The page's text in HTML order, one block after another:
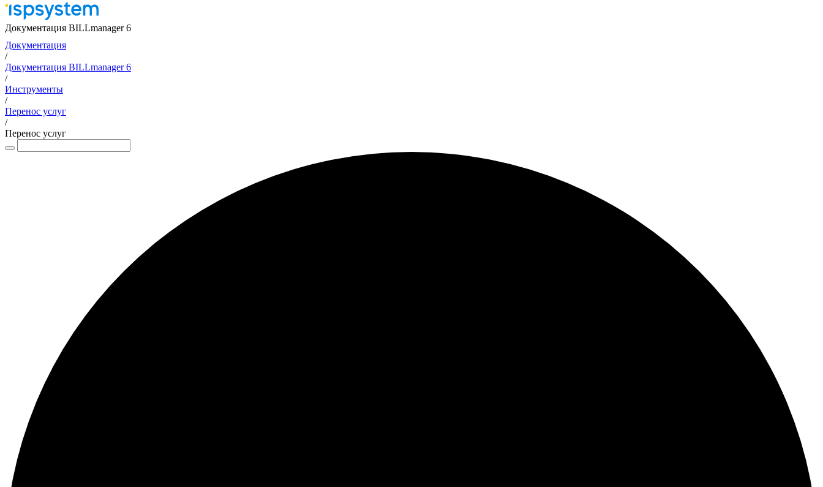
Документация BILLmanager 6
Документация
/
Документация BILLmanager 6
/
Инструменты
/
Перенос услуг
/
Перенос услуг